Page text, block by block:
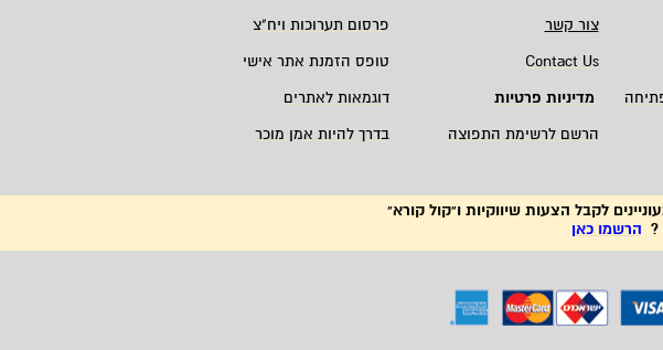
צור קשר
פרסום תערוכות ויח"צ
Contact Us
טופס הזמנת אתר אישי
מדיניות פרטיות
דוגמאות לאתרים
הרשם לרשימת התפוצה בדרך להיות אמן מוכר
לקבל הצעות שיווקיות ו"קול קורא"
? הרשמו כאן